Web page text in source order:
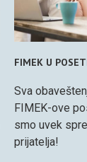
FIMEK U
Sva
FIMEK-ove
smo uvek
prijatelja!